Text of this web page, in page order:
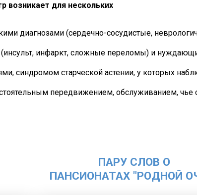
возникает для нескольких
диагнозами (сердечно-сосудистые,
инсульт, инфаркт, сложные переломы) и
синдромом старческой астении, у которых
передвижением, обслуживанием, чье
ПАРУ СЛОВ О
ПАНСИОНАТАХ "РОДНОЙ